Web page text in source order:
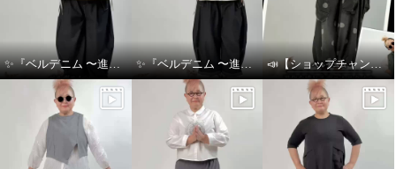
✨『ベルデニム 〜進化を感じるデニムスタイル〜』✨ ✨『ベルデニム 〜進化を感じるデニムスタイル〜』✨ 📣【ショップチャンネル生放送のお知らせ】👖💙